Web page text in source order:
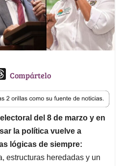
T
r
e
a
d
s
Compártelo
del 8 de marzo y en
la política vuelve a
lógicas de siempre:
estructuras heredadas y un